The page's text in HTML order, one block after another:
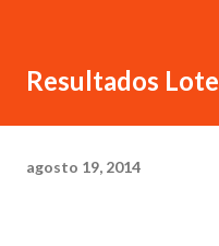
Resultados
agosto 19, 2014